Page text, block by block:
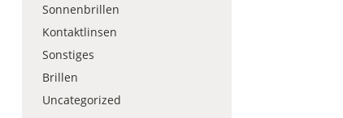
Sonnenbrillen
Kontaktlinsen
Sonstiges
Brillen
Uncategorized